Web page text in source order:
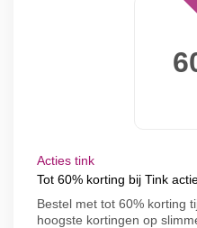
Acties tink
Tot 60% korting bij Tink
Bestel met tot 60% korting
hoogste kortingen op